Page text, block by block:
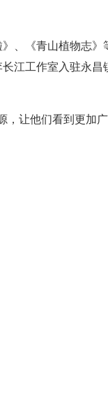
《青山植物志
江工作室入驻永
让他们看到更加